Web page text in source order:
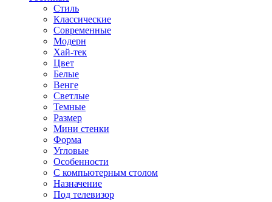
Стиль
Классические
Современные
Модерн
Хай-тек
Цвет
Белые
Венге
Светлые
Темные
Размер
Мини стенки
Форма
Угловые
Особенности
С компьютерным столом
Назначение
Под телевизор